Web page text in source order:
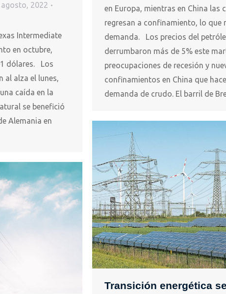
en Europa, mientras en China las
regresan a confinamiento, lo que
demanda. Los precios del
derrumbaron más de 5% este
preocupaciones de recesión y
confinamientos en China que
demanda de crudo. El barril de
agosto, 2022
Intermediate
en octubre,
dólares. Los
al alza el lunes,
caída en la
se benefició
Alemania en
Transición energética se